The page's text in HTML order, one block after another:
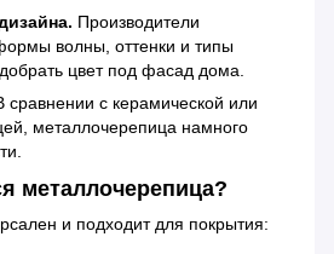
Производители
волны, оттенки и типы
цвет под фасад дома.
сравнении с керамической или
металлочерепица намного
металлочерепица?
и подходит для покрытия: